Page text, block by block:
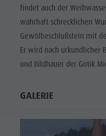
findet auch der
wahrhaft schrecklichen
Gewölbeschlußstein mit
Er wird nach urkundlicher
und Bildhauer der Gotik
GALERIE